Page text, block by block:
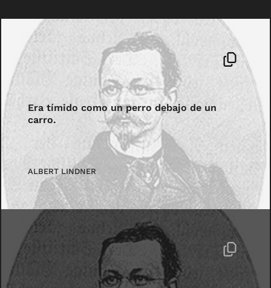
Era tímido como un perro debajo de un
carro.
ALBERT LINDNER